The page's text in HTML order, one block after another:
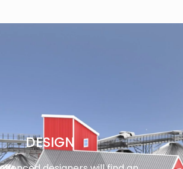
DESIGN